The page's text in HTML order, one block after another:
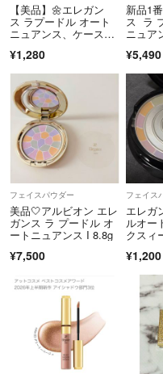
【美品】🌼エレガン
ス ラプードル オート
ニュアンス、ケースの
¥1,280
新品1
ス ラ
ニュア
¥5,490
フェイスパウダー
美品🤍アルビオン エレ
ガンス ラ プードル オ
ートニュアンス I 8.8g
¥7,500
フェイス
エレガ
ルオー
クスィ
¥1,200